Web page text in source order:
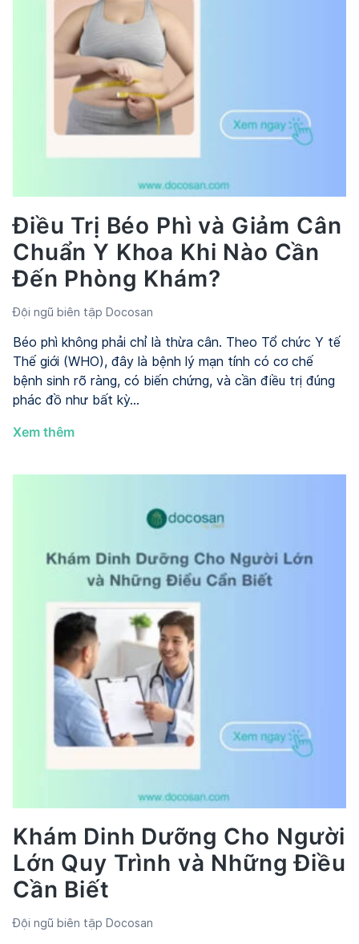
Cách
Chọn
Phù
Hợp
Điều Trị Béo Phì và Giảm Cân
Chuẩn Y Khoa Khi Nào Cần
Đến Phòng Khám?
Đội ngũ biên tập Docosan
Béo phì không phải chỉ là thừa cân. Theo Tổ chức Y tế
Thế giới (WHO), đây là bệnh lý mạn tính có cơ chế
bệnh sinh rõ ràng, có biến chứng, và cần điều trị đúng
phác đồ như bất kỳ…
Xem thêmĐiều
Chuẩn
Khoa
Khi
Nào
Cần
Đến
Phòng
Khám?
Khám Dinh Dưỡng Cho Người
Lớn Quy Trình và Những Điều
Cần Biết
Đội ngũ biên tập Docosan